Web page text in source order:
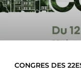
CONGRES DES